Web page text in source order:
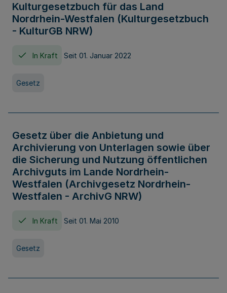
Kulturgesetzbuch für das Land
Nordrhein-Westfalen (Kulturgesetzbuch
- KulturGB NRW)
In Kraft Seit 01. Januar 2022
Gesetz
Gesetz über die Anbietung und
Archivierung von Unterlagen sowie über
die Sicherung und Nutzung öffentlichen
Archivguts im Lande Nordrhein-
Westfalen (Archivgesetz Nordrhein-
Westfalen - ArchivG NRW)
In Kraft Seit 01. Mai 2010
Gesetz